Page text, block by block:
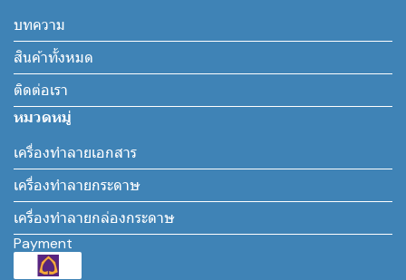
บทความ
สินค้าทั้งหมด
ติดต่อเรา
หมวดหมู่
เครื่องทำลายเอกสาร
เครื่องทำลายกระดาษ
เครื่องทำลายกล่องกระดาษ
Payment